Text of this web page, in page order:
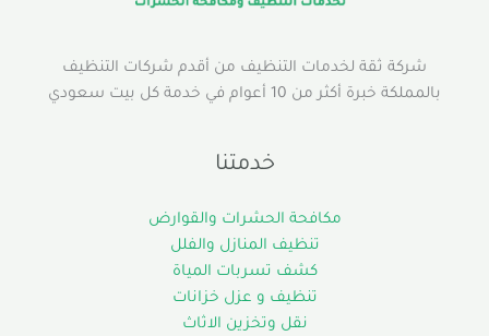
شركة ثقة لخدمات التنظيف من أقدم شركات التنظيف
بالمملكة خبرة أكثر من 10 أعوام في خدمة كل بيت سعودي
خدمتنا
مكافحة الحشرات والقوارض
تنظيف المنازل والفلل
كشف تسربات المياة
تنظيف و عزل خزانات
نقل وتخزين الاثاث